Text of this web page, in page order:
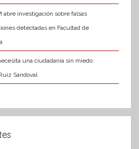
abre investigación sobre falsas
detectadas en Facultad de
una ciudadanía sin miedo:
Sandoval